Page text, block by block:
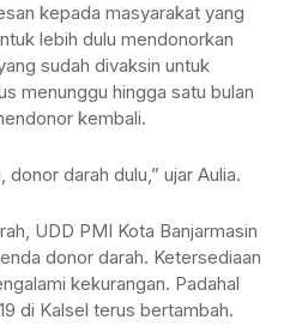
kepada masyarakat yang
lebih dulu mendonorkan
sudah divaksin untuk
menunggu hingga satu bulan
kembali.
darah dulu,” ujar Aulia.
UDD PMI Kota Banjarmasin
donor darah. Ketersediaan
kekurangan. Padahal
di Kalsel terus bertambah.